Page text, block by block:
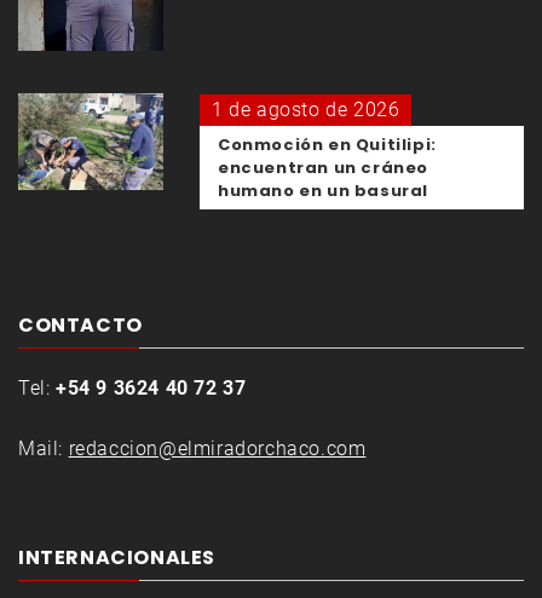
1 de agosto de 2026
Conmoción en Quitilipi:
encuentran un cráneo
humano en un basural
CONTACTO
Tel: +54 9 3624 40 72 37
Mail: redaccion@elmiradorchaco.com
INTERNACIONALES